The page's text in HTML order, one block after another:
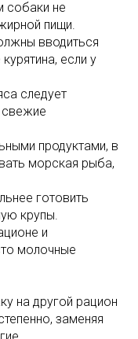
собаки не
пищи.
вводиться
если у
следует
свежие
продуктами, в
морская рыба,
готовить
крупы.
и
молочные
на другой рацион
заменяя